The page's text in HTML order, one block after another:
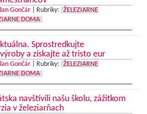
Gončár Rubriky:
ŽELEZIARNE
DOMA
Sprostredkujte
a získajte až tristo eur
Gončár Rubriky:
ŽELEZIARNE
DOMA
navštívili našu školu, zážitkom
v železiarňach